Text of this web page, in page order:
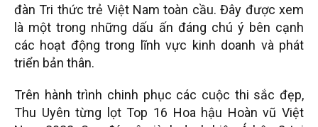
đàn Tri thức trẻ Việt Nam toàn cầu. Đây được xem
là một trong những dấu ấn đáng chú ý bên cạnh
các hoạt động trong lĩnh vực kinh doanh và phát
triển bản thân.
Trên hành trình chinh phục các cuộc thi sắc đẹp,
Thu Uyên từng lọt Top 16 Hoa hậu Hoàn vũ Việt